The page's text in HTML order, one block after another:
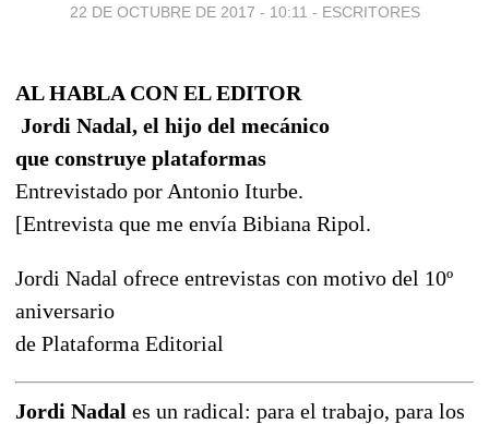
22 DE OCTUBRE DE 2017 - 10:11 - ESCRITORES
AL HABLA CON EL EDITOR
Jordi Nadal, el hijo del mecánico
que construye plataformas
Entrevistado por Antonio Iturbe.
[Entrevista que me envía Bibiana Ripol.
Jordi Nadal ofrece entrevistas con motivo del 10º
aniversario
de Plataforma Editorial
Jordi Nadal es un radical: para el trabajo, para los